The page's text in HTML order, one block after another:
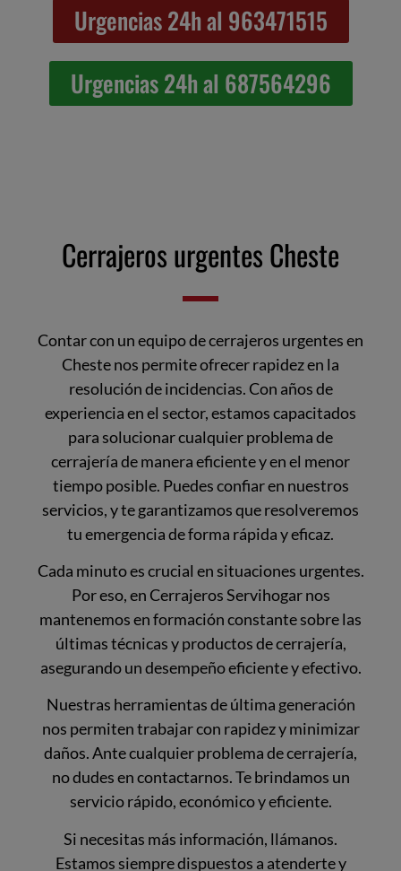
Urgencias 24h al 963471515
Urgencias 24h al 687564296
Cerrajeros urgentes Cheste
Contar con un equipo de cerrajeros urgentes en
Cheste nos permite ofrecer rapidez en la
resolución de incidencias. Con años de
experiencia en el sector, estamos capacitados
para solucionar cualquier problema de
cerrajería de manera eficiente y en el menor
tiempo posible. Puedes confiar en nuestros
servicios, y te garantizamos que resolveremos
tu emergencia de forma rápida y eficaz.
Cada minuto es crucial en situaciones urgentes.
Por eso, en Cerrajeros Servihogar nos
mantenemos en formación constante sobre las
últimas técnicas y productos de cerrajería,
asegurando un desempeño eficiente y efectivo.
Nuestras herramientas de última generación
nos permiten trabajar con rapidez y minimizar
daños. Ante cualquier problema de cerrajería,
no dudes en contactarnos. Te brindamos un
servicio rápido, económico y eficiente.
Si necesitas más información, llámanos.
Estamos siempre dispuestos a atenderte y